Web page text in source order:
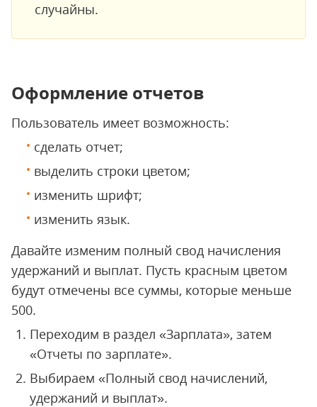
случайны.
Оформление отчетов
Пользователь имеет возможность:
сделать отчет;
выделить строки цветом;
изменить шрифт;
изменить язык.
Давайте изменим полный свод начисления
удержаний и выплат. Пусть красным цветом
будут отмечены все суммы, которые меньше
500.
Переходим в раздел «Зарплата», затем
«Отчеты по зарплате».
Выбираем «Полный свод начислений,
удержаний и выплат».